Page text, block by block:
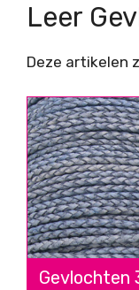
Leer
Deze artikelen
Gevlochten